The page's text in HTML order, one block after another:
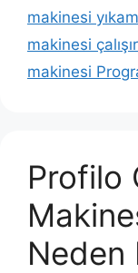
makinesi
makinesi
makinesi
Profilo
Neden